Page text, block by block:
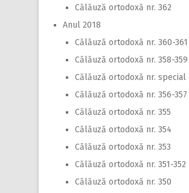
Călăuză ortodoxă nr. 362
Anul 2018
Călăuză ortodoxă nr. 360-361
Călăuză ortodoxă nr. 358-359
Călăuză ortodoxă nr. special
Călăuză ortodoxă nr. 356-357
Călăuză ortodoxă nr. 355
Călăuză ortodoxă nr. 354
Călăuză ortodoxă nr. 353
Călăuză ortodoxă nr. 351-352
Călăuză ortodoxă nr. 350